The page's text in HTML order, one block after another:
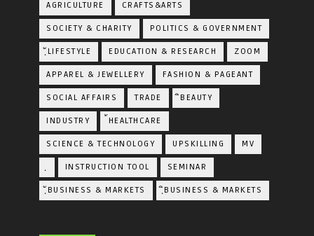
AGRICULTURE CRAFTS&ARTS
SOCIETY & CHARITY POLITICS & GOVERNMENT
ฺัLIFESTYLE EDUCATION & RESEARCH ZOOM
APPAREL & JEWELLERY FASHION & PAGEANT
SOCIAL AFFAIRS TRADE ิBEAUTY
INDUSTRY ้HEALTHCARE
SCIENCE & TECHNOLOGY UPSKILLING MV
INSTRUCTION TOOL SEMINAR
ฺัBUSINESS & MARKETS ฺิBUSINESS & MARKETS